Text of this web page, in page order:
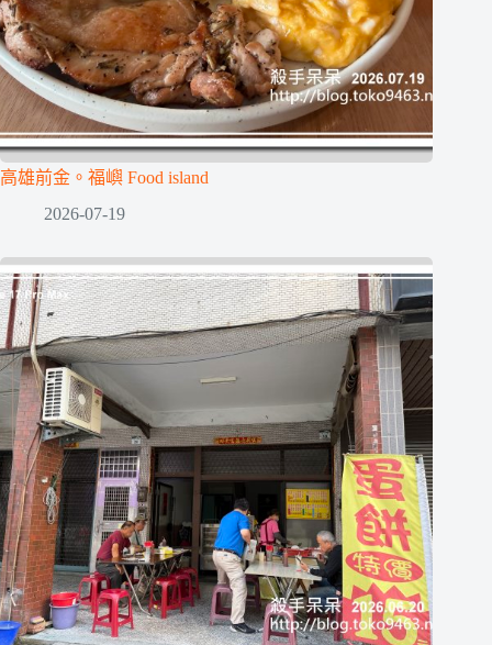
高雄前金。福嶼 Food island
2026-07-19